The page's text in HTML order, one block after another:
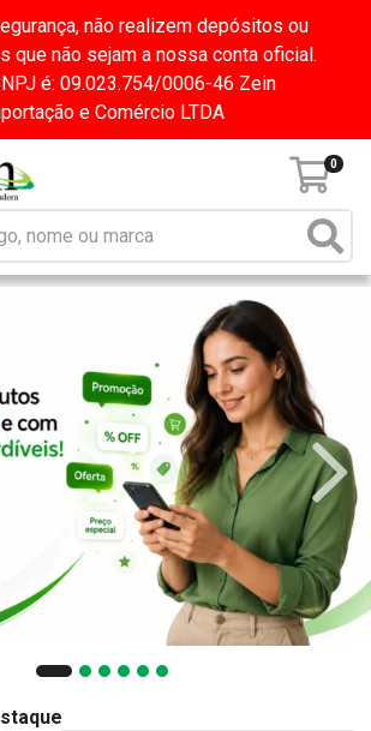
não realizem depósitos ou
que não sejam a nossa conta oficial.
é: 09.023.754/0006-46 Zein
e Comércio LTDA
0